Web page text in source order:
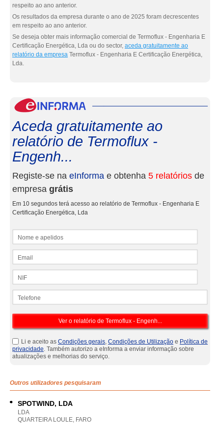
respeito ao ano anterior.
Os resultados da empresa durante o ano de 2025 foram decrescentes
em respeito ao ano anterior.
Se deseja obter mais informação comercial de Termoflux - Engenharia E
Certificação Energética, Lda ou do sector, aceda gratuitamente ao
relatório da empresa Termoflux - Engenharia E Certificação Energética,
Lda.
Aceda gratuitamente ao
relatório de Termoflux -
Engenh...
Registe-se na eInforma e obtenha 5 relatórios de
empresa grátis
Em 10 segundos terá acesso ao relatório de Termoflux - Engenharia E
Certificação Energética, Lda
Li e aceito as Condições gerais, Condições de Utilização e Política de
privacidade. Também autorizo a eInforma a enviar informação sobre
atualizações e melhorias do serviço.
Outros utilizadores pesquisaram
SPOTWIND, LDA
LDA
QUARTEIRA LOULE, FARO